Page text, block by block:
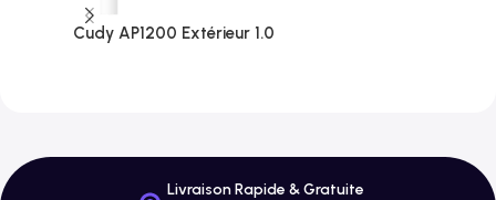
Cudy AP1200 Extérieur 1.0
Livraison Rapide & Gratuite